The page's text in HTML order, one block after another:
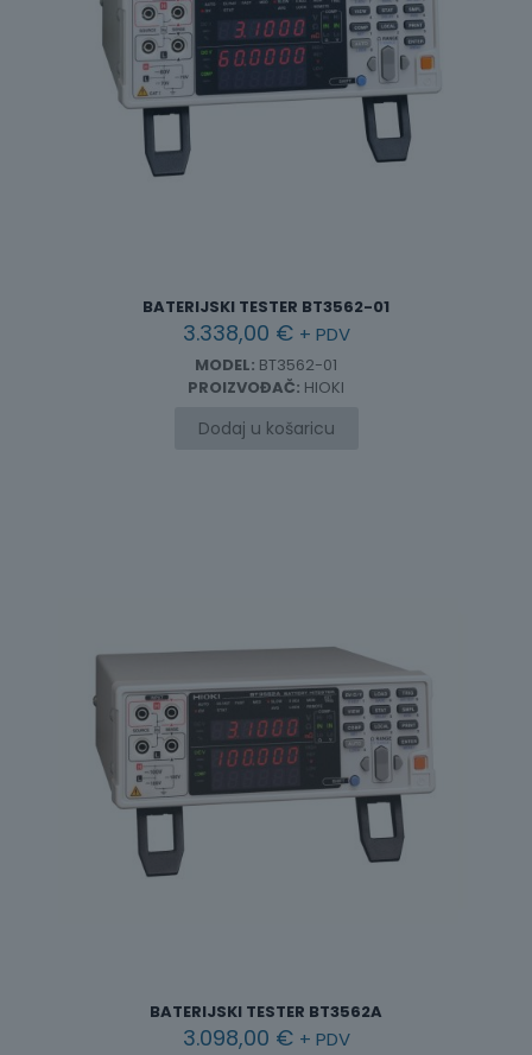
BATERIJSKI TESTER BT3562-01
3.338,00 € + PDV
MODEL: BT3562-01
PROIZVOĐAČ: HIOKI
Dodaj u košaricu
BATERIJSKI TESTER BT3562A
3.098,00 € + PDV